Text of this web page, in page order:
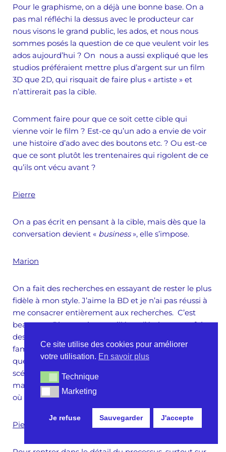
Pour le graphisme, on a déjà une bonne base. On a
pas mal réfléchi la dessus avec le producteur car
nous visons le grand public, les ados, et nous nous
sommes posés la question de ce que veulent voir les
ados aujourd’hui ? On nous a aussi expliqué que les
studios préféraient mettre plus d’argent sur un film
3D que 2D, qui risquait de faire plus « artiste » et
n’attirerait pas la cible.
Comment faire pour que ce soit cette cible qui
vienne voir le film ? Est-ce qu’un ado a envie de voir
une histoire d’ado avec des boutons etc. ? Ou est-ce
que ce sont plutôt les trentenaires qui rigolent de ce
qu’ils ont vécu avant ?
Pierre
On a pas écrit en pensant à la cible, mais dès que la
conversation devient « business», elle s’impose.
Marion
On a fait des recherches en essayant de rester le plus
fidèle à mon style. J’aime la BD et je n’ai pas réussi à
me consacrer entièrement aux recherches. C’est
beaucoup Pierre qui a travaillé sur l’écriture et a fait
des tests. Après, on en parle, c’est toute notre vie de
famille qui est consacrée à cela avec tous les risques
que cela implique (rire). On en parle, on revient sur le
scénario, mais parfois il y a des périodes où l’on
manque de recul et on veut tout changer sans savoir
où aller. C’est long le scénario.
Pierre
Ce site utilise des cookies pour améliorer
votre utilisation. En savoir plus
TechniqueTechnique
MarketingMarketing
Je refuse Sauvegarder J'accepte